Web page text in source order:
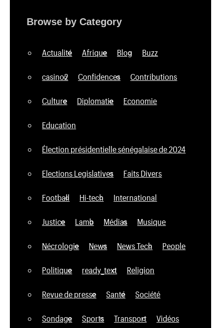
Browse by Category
Actualité Afrique Blog Buzz
casino2 Confidences Contributions
Culture Diplomatie Economie
Education
Élection présidentielle sénégalaise de 2024
Elections Legislatives Faits Divers
Football Hi-tech International
Justice Lamb Médias Musique
Nécrologie News News Tech People
Politique ready_text Religion
Revue de presse Santé Société
Sondage Sports Transport Vidéos